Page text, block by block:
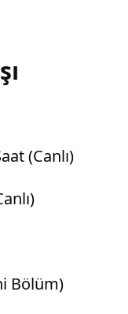
(Canlı)
Bölüm)